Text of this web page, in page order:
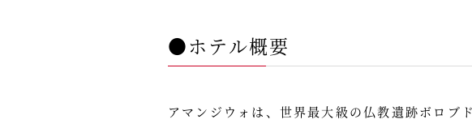
●ホテル概要
アマンジウォは、世界最大級の仏教遺跡ボロブ